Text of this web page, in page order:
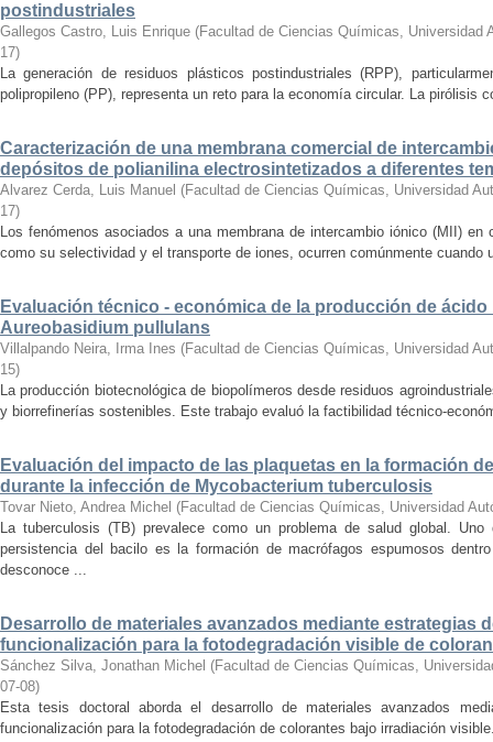
postindustriales
Gallegos Castro, Luis Enrique (Facultad de Ciencias Químicas, Universidad
17)
La generación de residuos plásticos postindustriales (RPP),
polipropileno (PP), representa un reto para la economía circular. La pirólisis
Caracterización de una membrana comercial de
depósitos de polianilina electrosintetizados a diferentes
Alvarez Cerda, Luis Manuel (Facultad de Ciencias Químicas, Universidad
17)
Los fenómenos asociados a una membrana de intercambio iónico (MII)
como su selectividad y el transporte de iones, ocurren comúnmente cuando
Evaluación técnico - económica de la producción de
Aureobasidium pullulans
Villalpando Neira, Irma Ines (Facultad de Ciencias Químicas, Universidad
15)
La producción biotecnológica de biopolímeros desde residuos
y biorrefinerías sostenibles. Este trabajo evaluó la factibilidad técnico-
Evaluación del impacto de las plaquetas en la formación
durante la infección de Mycobacterium tuberculosis
Tovar Nieto, Andrea Michel (Facultad de Ciencias Químicas, Universidad
La tuberculosis (TB) prevalece como un problema de salud global.
persistencia del bacilo es la formación de macrófagos espumosos
desconoce ...
Desarrollo de materiales avanzados mediante estrategias
funcionalización para la fotodegradación visible de
Sánchez Silva, Jonathan Michel (Facultad de Ciencias Químicas,
07-08)
Esta tesis doctoral aborda el desarrollo de materiales avanzados
funcionalización para la fotodegradación de colorantes bajo irradiación